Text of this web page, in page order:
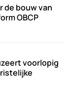
de bouw van
OBCP
voorlopig